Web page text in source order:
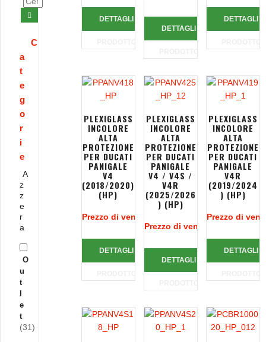
DETTAGLI
DETTAGLI
DETTAGLI
PLEXIGLASS
INCOLORE
ALTA
PROTEZIONE
PER DUCATI
PANIGALE
V4
(2018/2020)
(HP)
Prezzo di vendita:
DETTAGLI
PLEXIGLASS
INCOLORE
ALTA
PROTEZIONE
PER DUCATI
PANIGALE
V4 / V4S /
V4R
(2025/2026
) (HP)
Prezzo di vendita:
DETTAGLI
PLEXIGLASS
INCOLORE
ALTA
PROTEZIONE
PER DUCATI
PANIGALE
V4R
(2019/2024
) (HP)
Prezzo di
DETTAGLI
C
a
t
e
g
o
r
i
e
A
z
z
e
r
a
O
u
t
e
t
(31)